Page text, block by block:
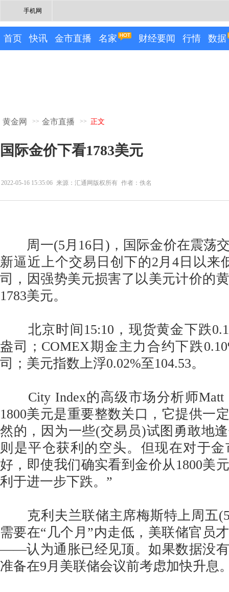
手机网
首页 快讯 金市直播 名家 财经要闻 行情 数据
黄金网 >> 金市直播 >> 正文
国际金价下看1783美元
2022-05-16 15:35:06 来源：汇通网版权所有 作者：佚名
周一(5月16日)，国际金价在震荡
新逼近上个交易日创下的2月4日以来
司，因强势美元损害了以美元计价的
1783美元。
北京时间15:10，现货黄金下跌
盎司；COMEX期金主力合约下跌
司；美元指数上浮0.02%至104.53。
City Index的高级市场分析师Matt
1800美元是重要整数关口，它提供一
然的，因为一些(交易员)试图勇敢地
则是平仓获利的空头。但现在对于
好，即使我们确实看到金价从1800美
利于进一步下跌。”
克利夫兰联储主席梅斯特上周五(5
需要在“几个月”内走低，美联储官员
——认为通胀已经见顶。如果数据没
准备在9月美联储会议前考虑加快升息